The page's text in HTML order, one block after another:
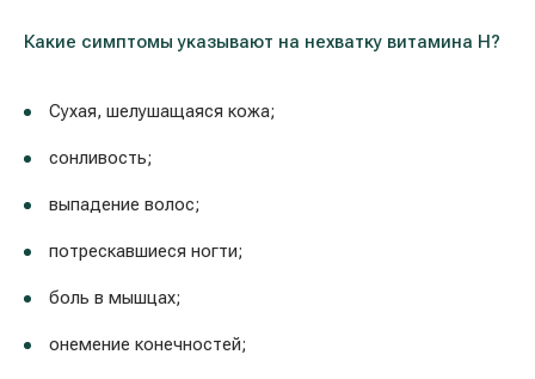
Какие симптомы указывают на нехватку витамина H?
Сухая, шелушащаяся кожа;
сонливость;
выпадение волос;
потрескавшиеся ногти;
боль в мышцах;
онемение конечностей;